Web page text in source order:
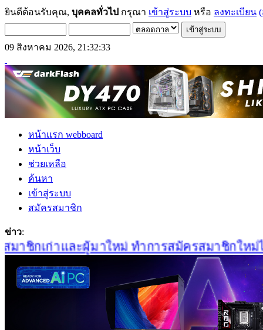
ยินดีต้อนรับคุณ, บุคคลทั่วไป กรุณา เข้าสู่ระบบ หรือ ลงทะเบียน
09 สิงหาคม 2026, 21:32:33
หน้าแรก webboard
หน้าเว็บ
ช่วยเหลือ
ค้นหา
เข้าสู่ระบบ
สมัครสมาชิก
ข่าว:
าชิกเก่าและผู้มาใหม่ ทำการสมัครสมาชิกใหม่ได้